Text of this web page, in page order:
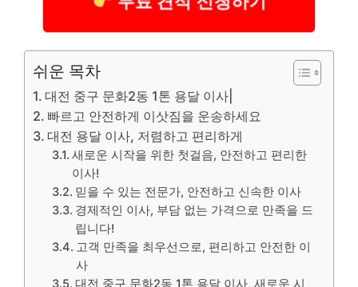
쉬운 목차
대전 중구 문화2동 1톤 용달 이사|
빠르고 안전하게 이삿짐을 운송하세요
대전 용달 이사, 저렴하고 편리하게
새로운 시작을 위한 첫걸음, 안전하고 편리한
이사!
믿을 수 있는 전문가, 안전하고 신속한 이사
경제적인 이사, 부담 없는 가격으로 만족을 드
립니다!
고객 만족을 최우선으로, 편리하고 안전한 이
사
대전 중구 문화2동 1톤 용달 이사, 새로운 시